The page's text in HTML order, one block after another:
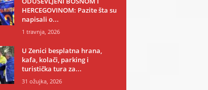
HERCEGOVINOM: Pazite šta su
napisali o...
1 travnja, 2026
U Zenici besplatna hrana,
kafa, kolači, parking i
turistička tura za...
31 ožujka, 2026